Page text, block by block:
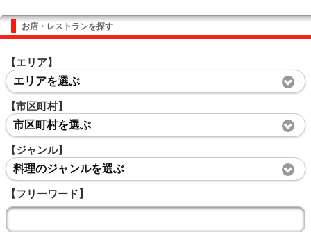
お店・レストランを探す
【エリア】
エリアを選ぶ
【市区町村】
市区町村を選ぶ
【ジャンル】
料理のジャンルを選ぶ
【フリーワード】